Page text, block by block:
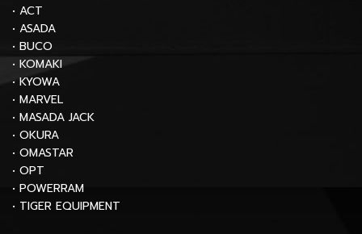
• ACT
• ASADA
• BUCO
• KOMAKI
• KYOWA
• MARVEL
• MASADA JACK
• OKURA
• OMASTAR
• OPT
• POWERRAM
• TIGER EQUIPMENT